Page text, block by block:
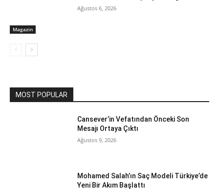
Magazin
Ağustos 6, 2026
MOST POPULAR
Cansever’in Vefatından Önceki Son
Mesajı Ortaya Çıktı
Ağustos 9, 2026
Mohamed Salah’ın Saç Modeli Türkiye’de
Yeni Bir Akım Başlattı